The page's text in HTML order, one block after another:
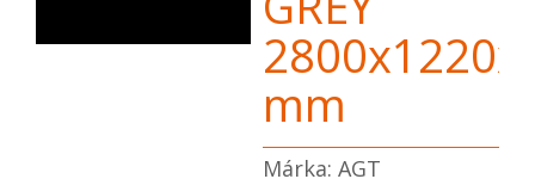
mm
Márka: AGT